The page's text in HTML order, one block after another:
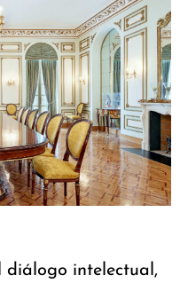
diálogo intelectual,